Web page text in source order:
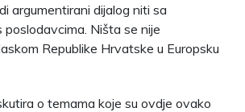
argumentirani dijalog niti sa
poslodavcima. Ništa se nije
Republike Hrvatske u Europsku
o temama koje su ovdje ovako